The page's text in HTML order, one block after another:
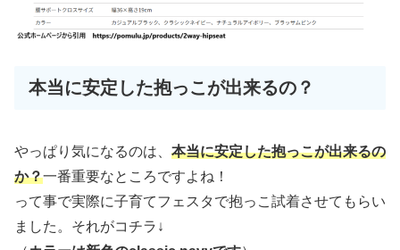
本当に安定した抱っこが出来るの？
やっぱり気になるのは、 本当に安定した抱っこが出来るの
か？一番重要なところですよね！
って事で実際に子育てフェスタで抱っこ試着させてもらい
ました。それがコチラ↓